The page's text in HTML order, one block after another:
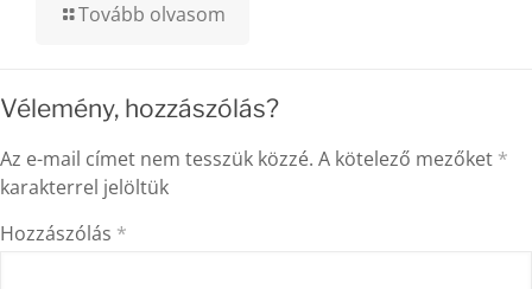
Tovább olvasom
Vélemény, hozzászólás?
Az e-mail címet nem tesszük közzé. A kötelező mezőket *
karakterrel jelöltük
Hozzászólás *